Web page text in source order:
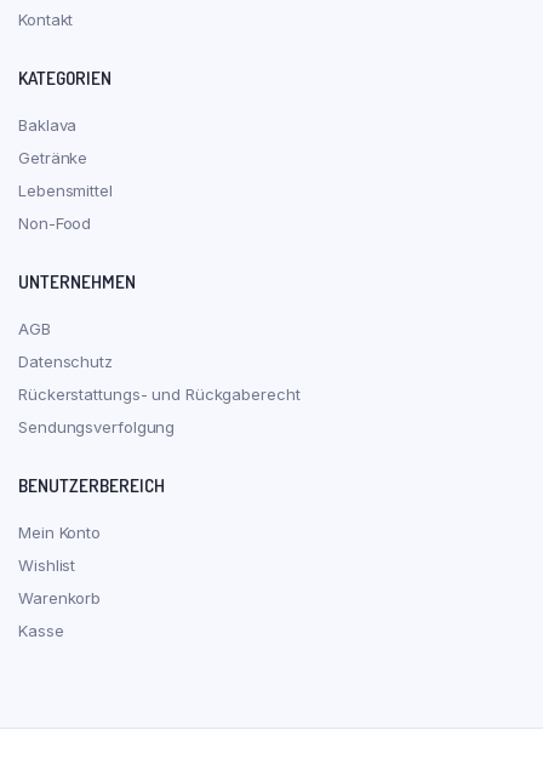
Kontakt
KATEGORIEN
Baklava
Getränke
Lebensmittel
Non-Food
UNTERNEHMEN
AGB
Datenschutz
Rückerstattungs- und Rückgaberecht
Sendungsverfolgung
BENUTZERBEREICH
Mein Konto
Wishlist
Warenkorb
Kasse